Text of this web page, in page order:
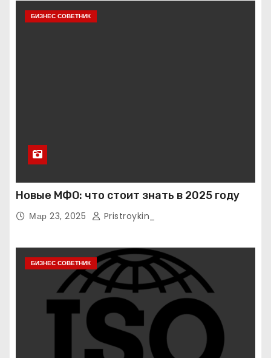
БИЗНЕС СОВЕТНИК
Новые МФО: что стоит знать в 2025 году
Мар 23, 2025 Pristroykin_
БИЗНЕС СОВЕТНИК